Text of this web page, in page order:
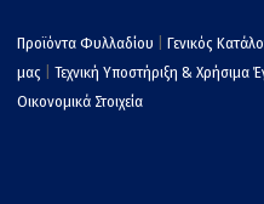
Προϊόντα Φυλλαδίου Γενικός
μας
Τεχνική Υποστήριξη & Χρήσιμα
Οικονομικά Στοιχεία